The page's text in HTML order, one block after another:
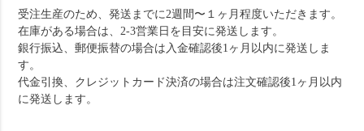
受注生産のため、発送までに2週間〜１ヶ月程度いただきます。
在庫がある場合は、2-3営業日を目安に発送します。
銀行振込、郵便振替の場合は入金確認後1ヶ月以内に発送しま
す。
代金引換、クレジットカード決済の場合は注文確認後1ヶ月以内
に発送します。